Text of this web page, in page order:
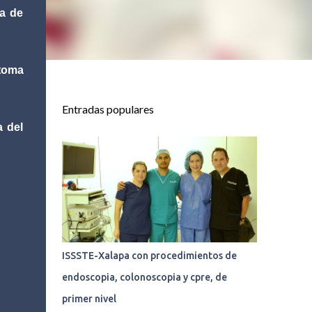
de
del
Entradas populares
ISSSTE-Xalapa con procedimientos de
endoscopia, colonoscopia y cpre, de
primer nivel